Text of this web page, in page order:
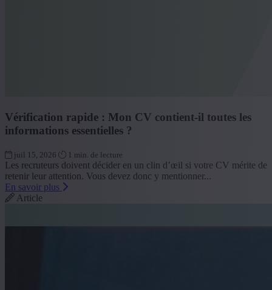
Vérification rapide : Mon CV contient-il toutes les
informations essentielles ?
juil 15, 2026 1 min. de lecture
Les recruteurs doivent décider en un clin d’œil si votre CV mérite de
retenir leur attention. Vous devez donc y mentionner...
En savoir plus
Article